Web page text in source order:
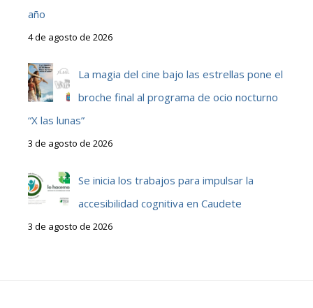
año
4 de agosto de 2026
La magia del cine bajo las estrellas pone el
broche final al programa de ocio nocturno
“X las lunas”
3 de agosto de 2026
Se inicia los trabajos para impulsar la
accesibilidad cognitiva en Caudete
3 de agosto de 2026